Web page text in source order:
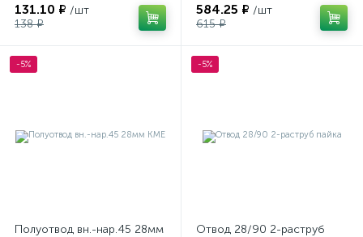
131.10 ₽ /шт
138 ₽
584.25 ₽ /шт
615 ₽
-5%
Полуотвод вн.-нар.45 28мм
-5%
Отвод 28/90 2-раструб